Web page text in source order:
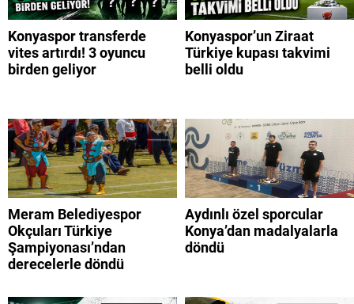
Konyaspor transferde
vites artırdı! 3 oyuncu
birden geliyor
Konyaspor’un Ziraat
Türkiye kupası takvimi
belli oldu
Meram Belediyespor
Okçuları Türkiye
Şampiyonası’ndan
derecelerle döndü
Aydınlı özel sporcular
Konya’dan madalyalarla
döndü